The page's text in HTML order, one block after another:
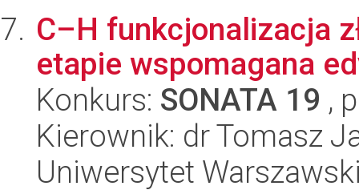
C–H funkcjonalizacja
etapie wspomagana
Konkurs: SONATA 19 ,
Kierownik: dr Tomasz
Uniwersytet